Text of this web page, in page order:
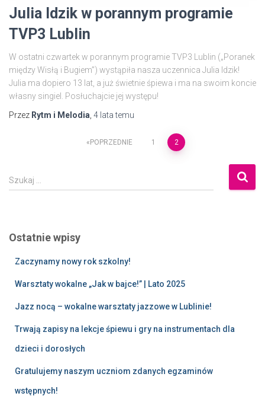
Julia Idzik w porannym programie
TVP3 Lublin
W ostatni czwartek w porannym programie TVP3 Lublin („Poranek
między Wisłą i Bugiem”) wystąpiła nasza uczennica Julia Idzik!
Julia ma dopiero 13 lat, a już świetnie śpiewa i ma na swoim koncie
własny singiel. Posłuchajcie jej występu!
Przez Rytm i Melodia 4 latatemu
POPRZEDNIE 1 2
Szukaj …
Ostatnie wpisy
Zaczynamy nowy rok szkolny!
Warsztaty wokalne „Jak w bajce!” | Lato 2025
Jazz nocą – wokalne warsztaty jazzowe w Lublinie!
Trwają zapisy na lekcje śpiewu i gry na instrumentach dla
dzieci i dorosłych
Gratulujemy naszym uczniom zdanych egzaminów
wstępnych!